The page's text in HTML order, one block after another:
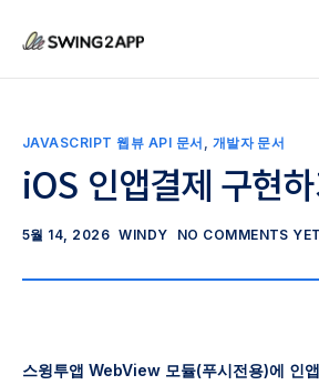
블로그
도움말
JAVASCRIPT 웹뷰 API 문서 , 개발자 문서
iOS 인앱결제 구현
5월 14, 2026 WINDY NO COMMENTS YET
스윙투앱 WebView 모듈(푸시전용)에 인